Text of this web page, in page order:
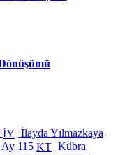
İY İlayda Yılmazkaya
Ay 115 KT Kübra